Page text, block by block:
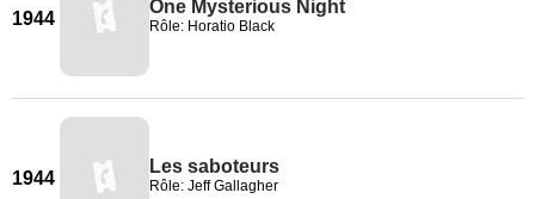
1944
One Mysterious Night
Rôle: Horatio Black
1944
Les saboteurs
Rôle: Jeff Gallagher